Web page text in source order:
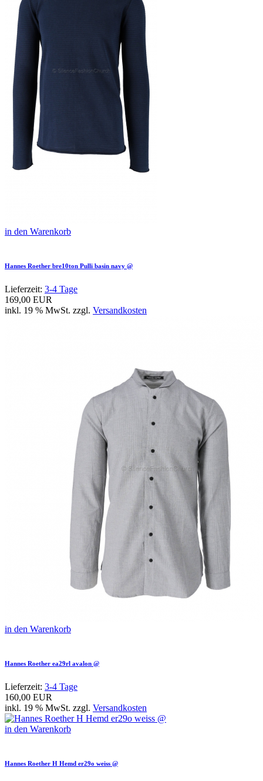
in den Warenkorb
Hannes Roether bre10ton Pulli basin navy @
Lieferzeit: 3-4 Tage
169,00 EUR
inkl. 19 % MwSt. zzgl. Versandkosten
in den Warenkorb
Hannes Roether ea29rl avalon @
Lieferzeit: 3-4 Tage
160,00 EUR
inkl. 19 % MwSt. zzgl. Versandkosten
in den Warenkorb
Hannes Roether H Hemd er29o weiss @